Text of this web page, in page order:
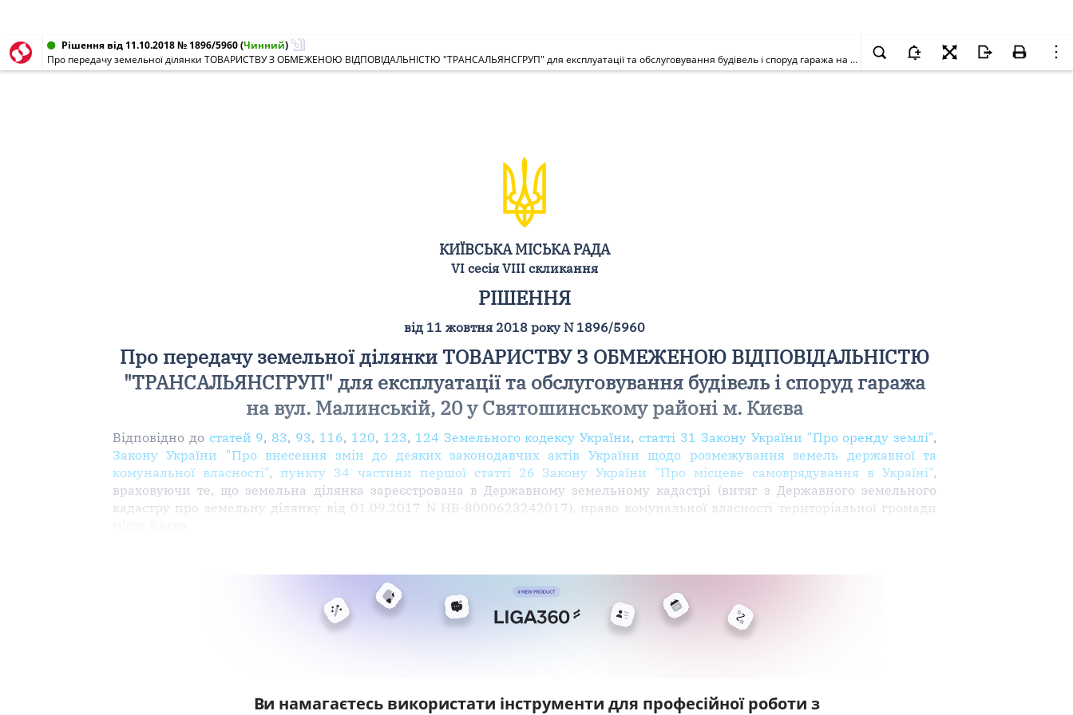
Рішення від 11.10.2018 № 1896/5960(Чинний)
Про передачу земельної ділянки ТОВАРИСТВУ З ОБМЕЖЕНОЮ ВІДПОВІДАЛЬНІСТЮ "ТРАНСАЛЬЯНСГРУП" для експлуатації та обслуговування будівель і споруд гаража на вул. Малинській, 20 у Святошинському районі м. Києва
КИЇВСЬКА МІСЬКА РАДА
VI сесія VIII скликання
РІШЕННЯ
від 11 жовтня 2018 року N 1896/5960
Про передачу земельної ділянки ТОВАРИСТВУ З ОБМЕЖЕНОЮ ВІДПОВІДАЛЬНІСТЮ
"ТРАНСАЛЬЯНСГРУП" для експлуатації та обслуговування будівель і споруд гаража
на вул. Малинській, 20 у Святошинському районі м. Києва
Відповідно до статей 9, 83, 93, 116, 120, 123, 124 Земельного кодексу України,статті 31 Закону України "Про оренду землі",
Закону України "Про внесення змін до деяких законодавчих актів України щодо розмежування земель державної та
комунальної власності", пункту 34 частини першої статті 26 Закону України "Про місцеве самоврядування в Україні",
враховуючи те, що земельна ділянка зареєстрована в Державному земельному кадастрі (витяг з Державного земельного
кадастру про земельну ділянку від 01.09.2017 N НВ-8000623242017), право комунальної власності територіальної громади
Ви намагаєтесь використати інструменти для професійної роботи з